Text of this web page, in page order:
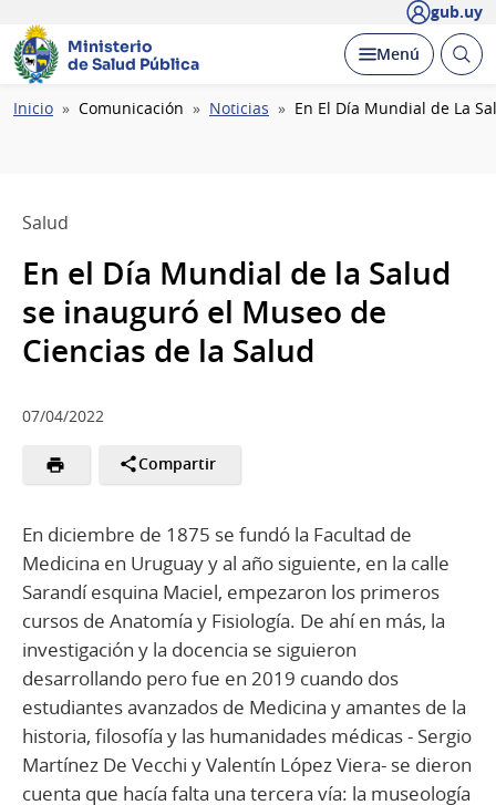
gub.uy
Ministerio
de Salud Pública
Desplegar
Menú Abrir
Ruta
Inicio Comunicación Noticias En El Día Mundial de La
Salud
En el Día Mundial de la Salud
se inauguró el Museo de
Ciencias de la Salud
07/04/2022
Compartir
En diciembre de 1875 se fundó la Facultad de
Medicina en Uruguay y al año siguiente, en la calle
Sarandí esquina Maciel, empezaron los primeros
cursos de Anatomía y Fisiología. De ahí en más, la
investigación y la docencia se siguieron
desarrollando pero fue en 2019 cuando dos
estudiantes avanzados de Medicina y amantes de la
historia, filosofía y las humanidades médicas - Sergio
Martínez De Vecchi y Valentín López Viera- se dieron
cuenta que hacía falta una tercera vía: la museología